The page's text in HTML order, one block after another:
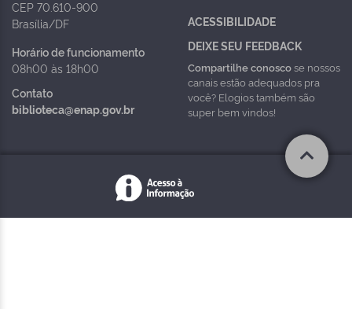
CEP 70.610-900
Brasília/DF
Horário de funcionamento
08h00 às 18h00
Contato
biblioteca@enap.gov.br
ACESSIBILIDADE
DEIXE SEU FEEDBACK
Compartilhe conoscose nossos
canais estão adequados pra
você? Elogios também são
super bem vindos!